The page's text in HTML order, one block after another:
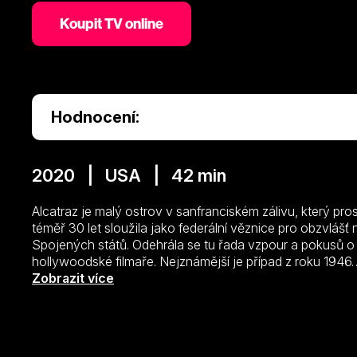
Koupit TV online
Hodnocení:
2020 | USA | 42 min
Alcatraz je malý ostrov v sanfranciském zálivu, který
téměř 30 let sloužila jako federální věznice pro obzvlášť
Spojených států. Odehrála se tu řada vzpour a pokusů
hollywoodské filmaře. Nejznámější je případ z roku
cenu – historický seriál Alcatraz: Velká vězeňská
Zobrazit více